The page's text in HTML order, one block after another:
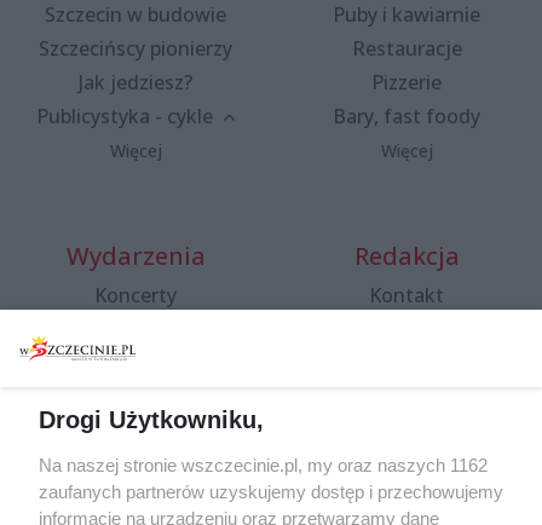
Szczecin w budowie
Szczecińscy pionierzy
Jak jedziesz?
Publicystyka - cykle
Więcej
Puby i kawiarnie
Restauracje
Pizzerie
Bary, fast foody
Więcej
Wydarzenia
Koncerty
Spacery i oprowadzania
targi
Wernisaże
Więcej
Redakcja
Kontakt
Specjalny koncert z okazji
20. urodzin portalu
wSzczecinie.pl
Drogi Użytkowniku,
Na naszej stronie wszczecinie.pl, my oraz naszych 1162
zaufanych partnerów uzyskujemy dostęp i przechowujemy
informacje na urządzeniu oraz przetwarzamy dane